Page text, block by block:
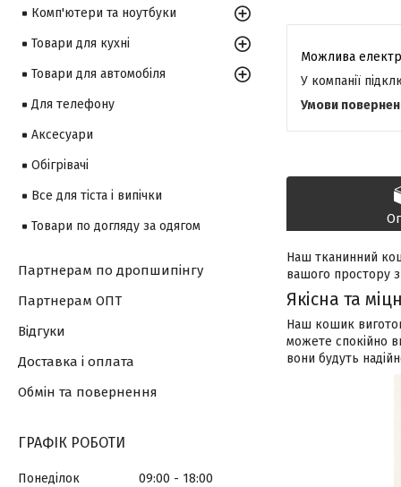
У компанії
Наш тканинний
вашого простору
Якісна та
Наш кошик
можете спокійно
вони будуть
Комп'ютери та ноутбуки
Товари для кухні
Товари для автомобіля
Для телефону
Аксесуари
Обігрівачі
Все для тіста і випічки
Товари по догляду за одягом
Партнерам по дропшипінгу
Партнерам ОПТ
Відгуки
Доставка і оплата
Обмін та повернення
ГРАФІК РОБОТИ
Понеділок 09:00
18:00